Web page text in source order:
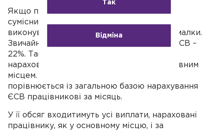
Якщо працівник має статус внутрішнього
сумісника за одним місцем роботи, слід
виконувати вимогу про сплату ЄСВ з мінімалки.
Звичайно, за умови застосування ставки ЄСВ –
22%. Так як у такому разі роботодавець
нараховуватиме доходи з джерел за основним
місцем. За таких обставин ср. 0113155600
порівнюється із загальною базою нарахування
ЄСВ працівникові за місяць.
У її обсяг входитимуть усі виплати, нараховані
працівнику, як у основному місцю, і за
Так
Відміна